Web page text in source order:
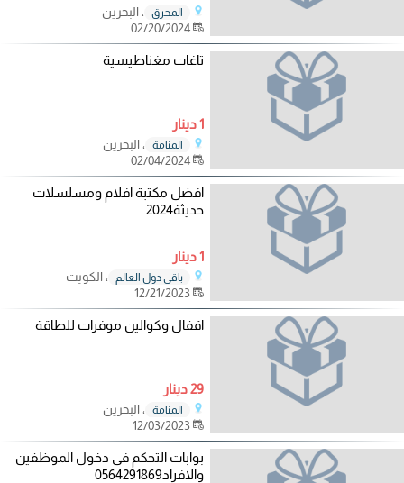
المحرق
، البحرين
02/20/2024
تاغات مغناطيسية
1 دينار
المنامة
، البحرين
02/04/2024
افضل مكتبة افلام ومسلسلات
حديثة2024
1 دينار
باقي دول العالم
، الكويت
12/21/2023
اقفال وكوالين موفرات للطاقة
29 دينار
المنامة
، البحرين
12/03/2023
بوابات التحكم فى دخول الموظفين
والافراد0564291869